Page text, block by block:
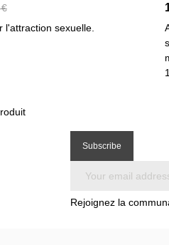
l'attraction sexuelle.
Rejoignez la